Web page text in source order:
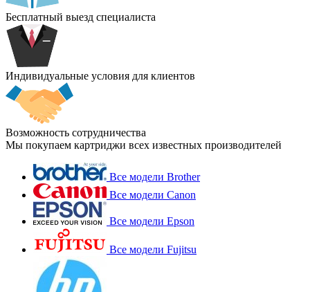
Бесплатный выезд специалиста
Индивидуальные условия для клиентов
Возможность сотрудничества
Мы покупаем картриджи всех известных производителей
Все модели Brother
Все модели Canon
Все модели Epson
Все модели Fujitsu